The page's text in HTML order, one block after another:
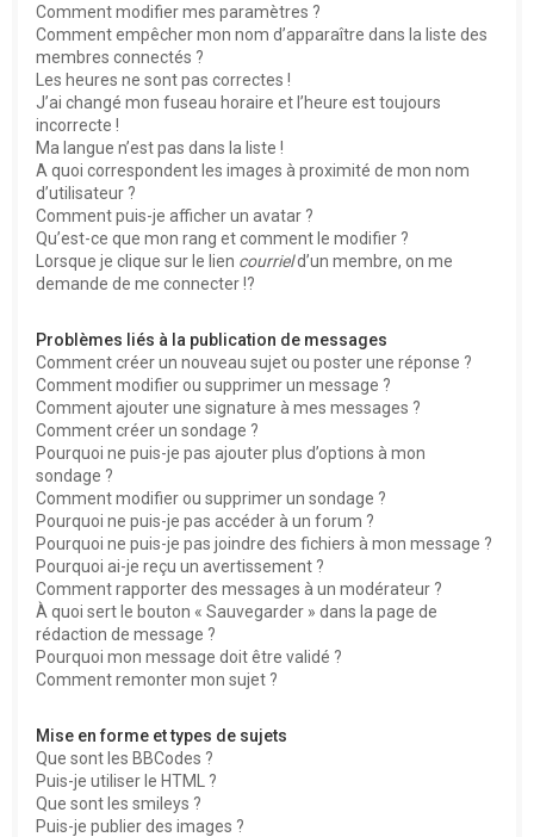
Comment modifier mes paramètres ?
Comment empêcher mon nom d’apparaître dans la liste des
membres connectés ?
Les heures ne sont pas correctes !
J’ai changé mon fuseau horaire et l’heure est toujours
incorrecte !
Ma langue n’est pas dans la liste !
A quoi correspondent les images à proximité de mon nom
d’utilisateur ?
Comment puis-je afficher un avatar ?
Qu’est-ce que mon rang et comment le modifier ?
Lorsque je clique sur le lien courrield’un membre, on me
demande de me connecter !?
Problèmes liés à la publication de messages
Comment créer un nouveau sujet ou poster une réponse ?
Comment modifier ou supprimer un message ?
Comment ajouter une signature à mes messages ?
Comment créer un sondage ?
Pourquoi ne puis-je pas ajouter plus d’options à mon
sondage ?
Comment modifier ou supprimer un sondage ?
Pourquoi ne puis-je pas accéder à un forum ?
Pourquoi ne puis-je pas joindre des fichiers à mon message ?
Pourquoi ai-je reçu un avertissement ?
Comment rapporter des messages à un modérateur ?
À quoi sert le bouton « Sauvegarder » dans la page de
rédaction de message ?
Pourquoi mon message doit être validé ?
Comment remonter mon sujet ?
Mise en forme et types de sujets
Que sont les BBCodes ?
Puis-je utiliser le HTML ?
Que sont les smileys ?
Puis-je publier des images ?